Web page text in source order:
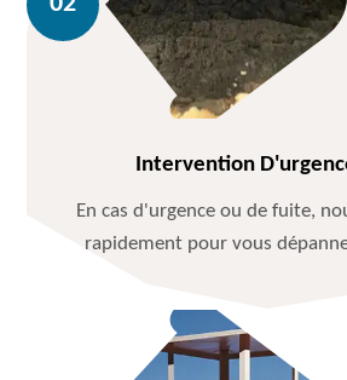
Intervention
En cas d'urgence ou de fuite,
rapidement pour vous